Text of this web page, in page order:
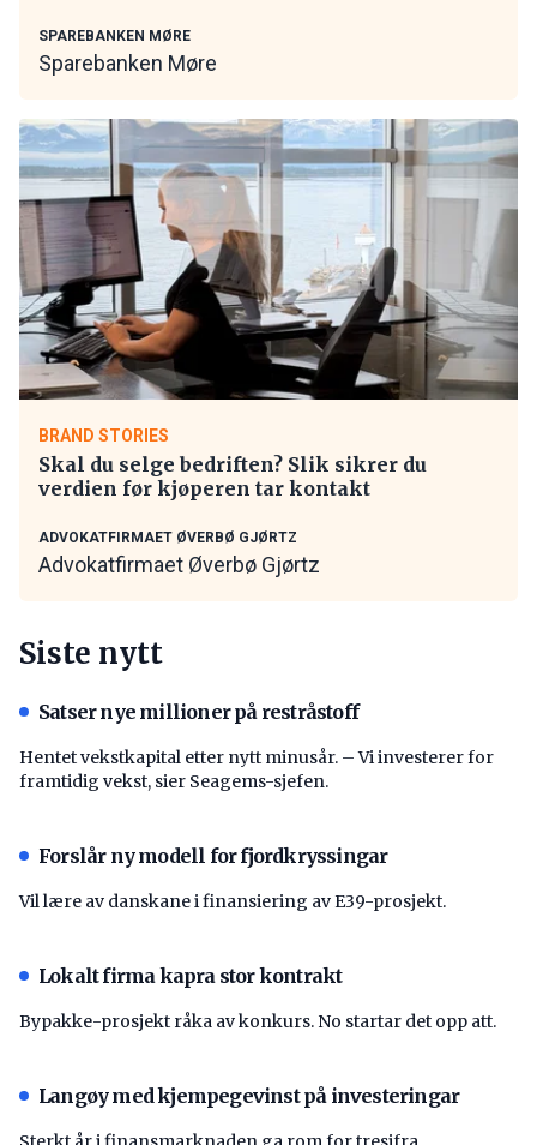
SPAREBANKEN MØRE
Sparebanken Møre
BRAND STORIES
Skal du selge bedriften? Slik sikrer du
verdien før kjøperen tar kontakt
ADVOKATFIRMAET ØVERBØ GJØRTZ
Advokatfirmaet Øverbø Gjørtz
Siste nytt
Satser nye millioner på restråstoff
Hentet vekstkapital etter nytt minusår. – Vi investerer for
framtidig vekst, sier Seagems-sjefen.
Forslår ny modell for fjordkryssingar
Vil lære av danskane i finansiering av E39-prosjekt.
Lokalt firma kapra stor kontrakt
Bypakke-prosjekt råka av konkurs. No startar det opp att.
Langøy med kjempegevinst på investeringar